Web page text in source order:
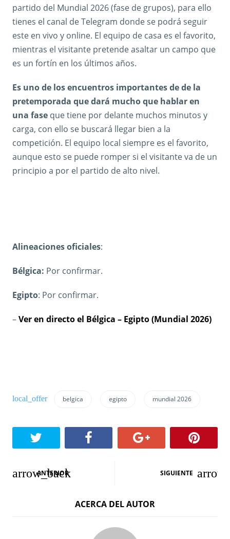
partido del Mundial 2026 (fase de grupos), para ello
tienes el canal de Telegram donde se podrá seguir
este en vivo y online. El equipo de casa es el favorito,
mientras el visitante pretende asaltar un campo que
es un fortín en los últimos años.
Es uno de los encuentros importantes de de la
pretemporada que dará mucho que hablar en
una fase que tiene por delante muchos minutos y
carga, con ello se buscará llegar bien a la
competición. El equipo local siempre es el favorito,
aunque esto se puede romper si el visitante va de un
principio a por el partido de alto nivel.
Alineaciones oficiales:
Bélgica: Por confirmar.
Egipto: Por confirmar.
–Ver en directo el Bélgica – Egipto (Mundial 2026)
belgica egipto mundial 2026
N
ANTERIOR SIGUIENTE
ACERCA DEL AUTOR